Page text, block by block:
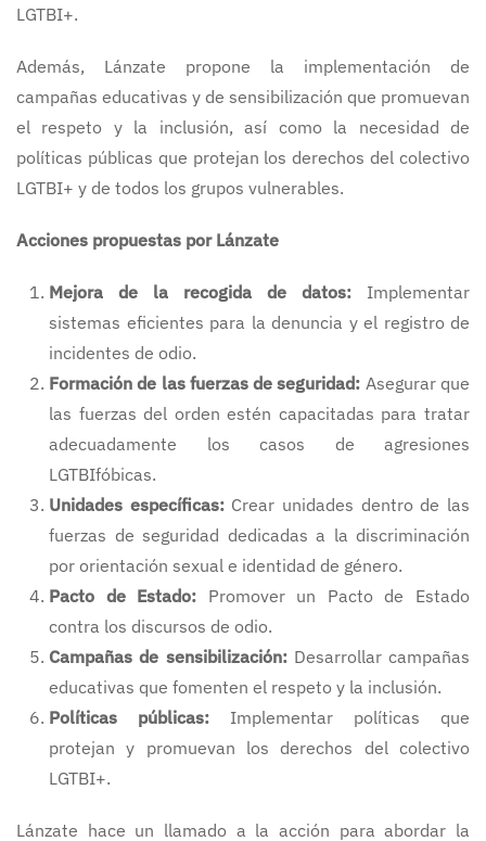
LGTBI+.
Además, Lánzate propone la implementación de
campañas educativas y de sensibilización que promuevan
el respeto y la inclusión, así como la necesidad de
políticas públicas que protejan los derechos del colectivo
LGTBI+ y de todos los grupos vulnerables.
Acciones propuestas por Lánzate
Mejora de la recogida de datos: Implementar
sistemas eficientes para la denuncia y el registro de
incidentes de odio.
Formación de las fuerzas de seguridad: Asegurar que
las fuerzas del orden estén capacitadas para tratar
adecuadamente los casos de agresiones
LGTBIfóbicas.
Unidades específicas:Crear unidades dentro de las
fuerzas de seguridad dedicadas a la discriminación
por orientación sexual e identidad de género.
Pacto de Estado: Promover un Pacto de Estado
contra los discursos de odio.
Campañas de sensibilización:Desarrollar campañas
educativas que fomenten el respeto y la inclusión.
Políticas públicas: Implementar políticas que
protejan y promuevan los derechos del colectivo
LGTBI+.
Lánzate hace un llamado a la acción para abordar la